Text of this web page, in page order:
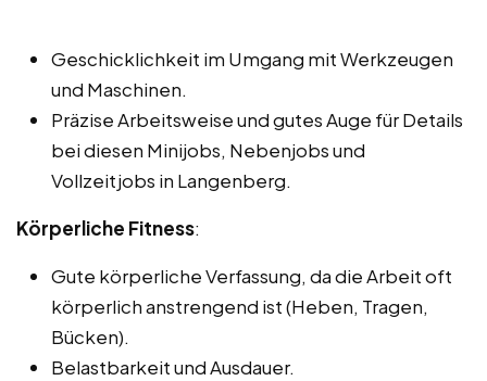
Geschicklichkeit im Umgang mit Werkzeugen
und Maschinen.
Präzise Arbeitsweise und gutes Auge für Details
bei diesen Minijobs, Nebenjobs und
Vollzeitjobs in Langenberg.
Körperliche Fitness:
Gute körperliche Verfassung, da die Arbeit oft
körperlich anstrengend ist (Heben, Tragen,
Bücken).
Belastbarkeit und Ausdauer.